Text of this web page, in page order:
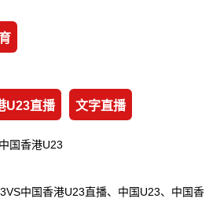
U23直播 文字直播
国香港U23
中国香港U23直播、中国U23、中国香